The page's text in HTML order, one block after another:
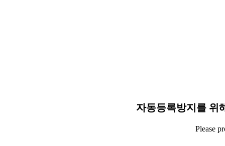
자동등록방지를 위
Please